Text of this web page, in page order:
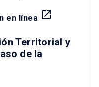
en línea launch
Territorial y
de la